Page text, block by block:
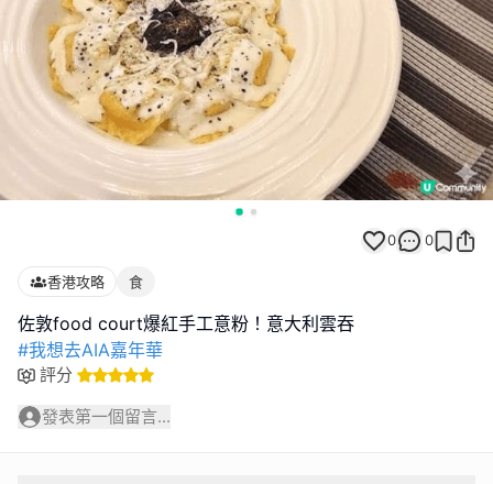
0 0
香港攻略 食
#我想去AIA嘉年華
評分
發表第一個留言...